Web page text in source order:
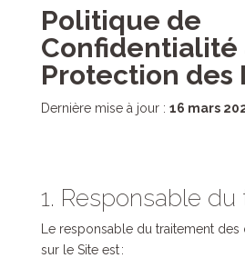
Politique de
Confidentialité
Protection des
Dernière mise à jour : 16 mars
1. Responsable
Le responsable du traitement
sur le Site est :